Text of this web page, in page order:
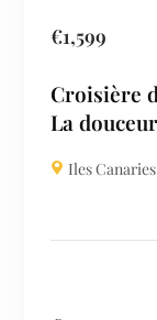
€1,599
Croisière
La
Iles Canaries